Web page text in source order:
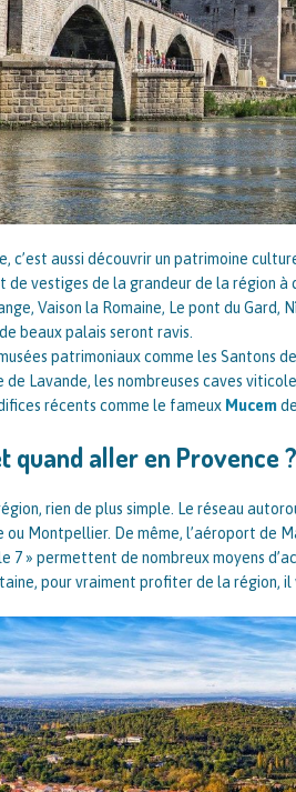
c’est aussi découvrir un patrimoine
de vestiges de la grandeur de la région à
Vaison la Romaine, Le pont du Gard,
beaux palais seront ravis.
patrimoniaux comme les Santons
de Lavande, les nombreuses caves
récents comme le fameux Mucem
quand aller en Provence ?
rien de plus simple. Le réseau
ou Montpellier. De même, l’aéroport de
7 » permettent de nombreux moyens
pour vraiment profiter de la région,